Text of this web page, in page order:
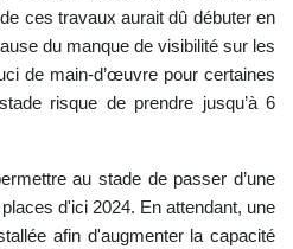
ces travaux aurait dû débuter en
du manque de visibilité sur les
de main-d’œuvre pour certaines
risque de prendre jusqu’à 6
au stade de passer d’une
d'ici 2024. En attendant, une
afin d'augmenter la capacité